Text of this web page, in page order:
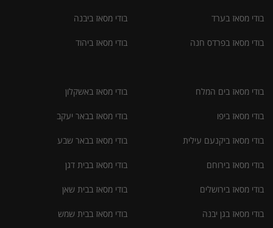
בודי מסאז בערד
בודי מסאז בפרדס חנה
בודי מסאז ביבנה
בודי מסאז ביהוד
בודי מסאז בים המלח
בודי מסאז ביפו
בודי מסאז ביקנעם עילית
בודי מסאז בירוחם
בודי מסאז בירושלים
בודי מסאז בגן יבנה
בודי מסאז באשקלון
בודי מסאז בבאר יעקב
בודי מסאז בבאר שבע
בודי מסאז בבית דגן
בודי מסאז בבית שאן
בודי מסאז בבית שמש